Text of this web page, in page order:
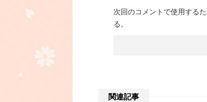
次回のコメントで使用する
る。
関連記事